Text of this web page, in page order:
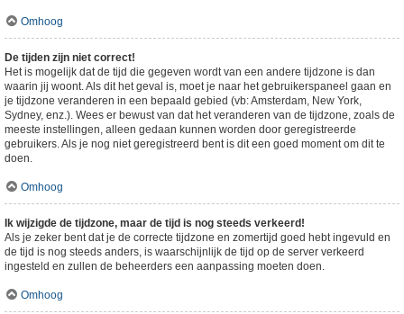
Omhoog
De tijden zijn niet correct!
Het is mogelijk dat de tijd die gegeven wordt van een andere tijdzone is dan
waarin jij woont. Als dit het geval is, moet je naar het gebruikerspaneel gaan en
je tijdzone veranderen in een bepaald gebied (vb: Amsterdam, New York,
Sydney, enz.). Wees er bewust van dat het veranderen van de tijdzone, zoals de
meeste instellingen, alleen gedaan kunnen worden door geregistreerde
gebruikers. Als je nog niet geregistreerd bent is dit een goed moment om dit te
doen.
Omhoog
Ik wijzigde de tijdzone, maar de tijd is nog steeds verkeerd!
Als je zeker bent dat je de correcte tijdzone en zomertijd goed hebt ingevuld en
de tijd is nog steeds anders, is waarschijnlijk de tijd op de server verkeerd
ingesteld en zullen de beheerders een aanpassing moeten doen.
Omhoog